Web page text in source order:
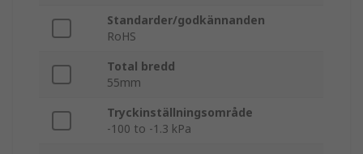
Standarder/godkännanden
RoHS
Total bredd
55mm
Tryckinställningsområde
-100 to -1.3 kPa